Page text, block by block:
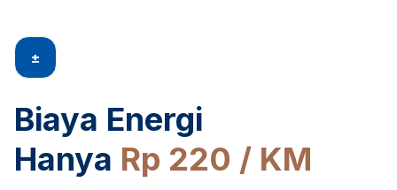
±
Biaya Energi
Hanya Rp 220 / KM